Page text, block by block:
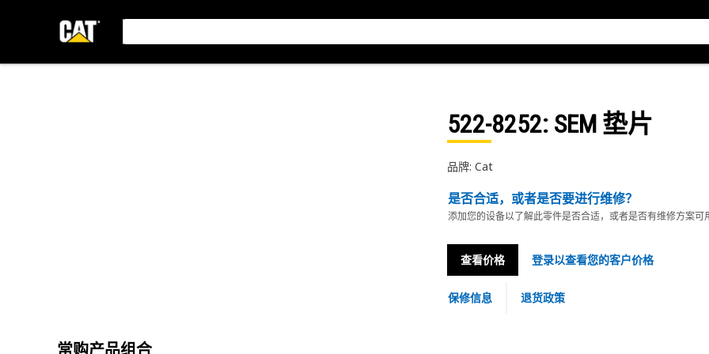
522-8252: SEM 垫片
品牌: Cat
是否合适，或者是否要进行维修？
添加您的设备以了解此零件是否合适，或者是否有维修方案可
查看价格 登录以查看您的客户价格
保修信息 退货政策
常购产品组合